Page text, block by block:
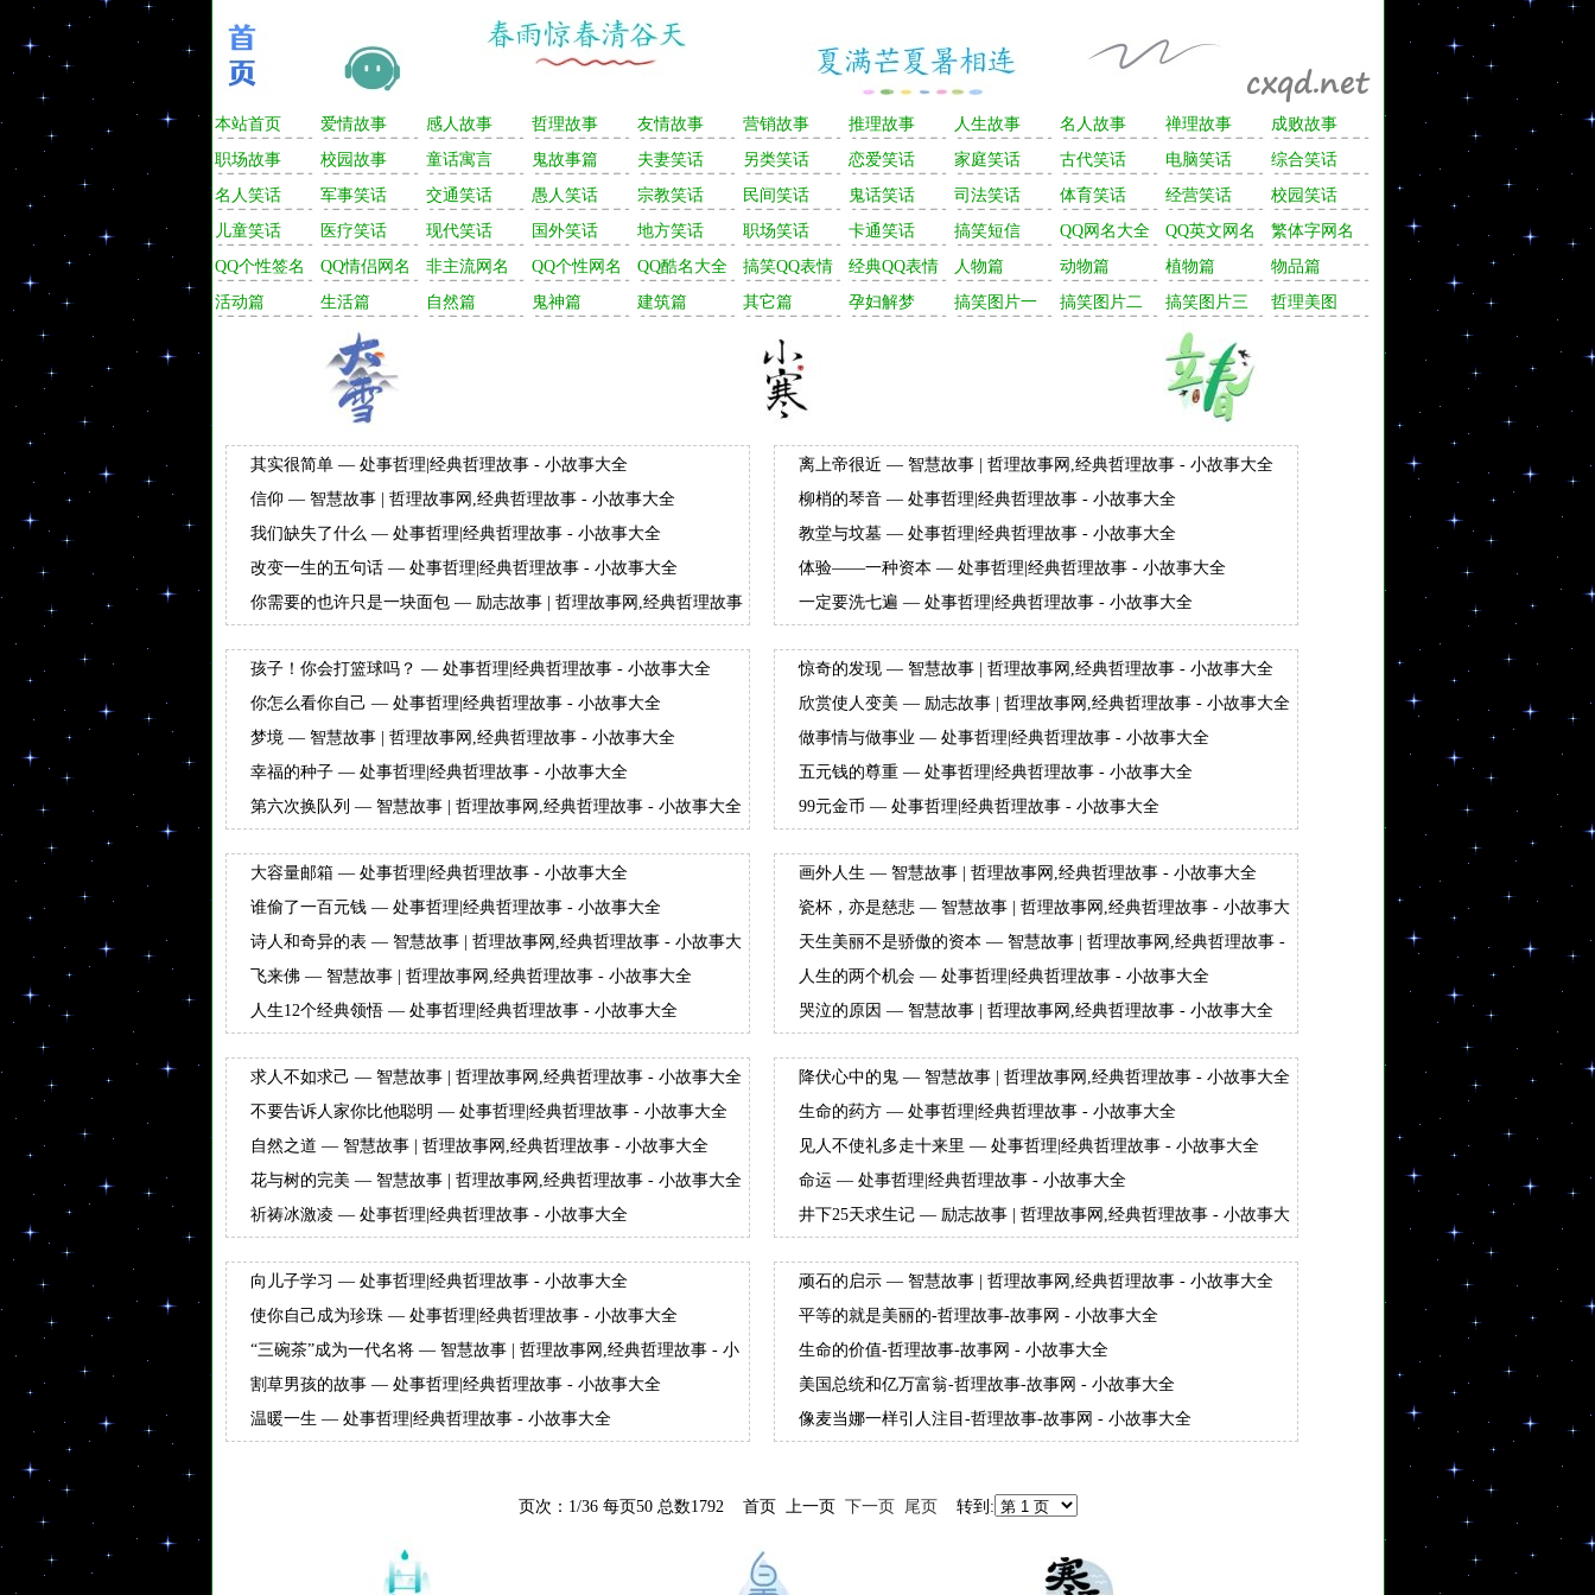
本站首页 爱情故事 感人故事 哲理故事 友情故事 营销故事 推理故事 人生故事 名人故事 禅理故事
成败故事
职场故事
校园故事 童话寓言 鬼故事篇 夫妻笑话 另类笑话 恋爱笑话 家庭笑话 古代笑话 电脑笑话
综合笑话
名人笑话
军事笑话 交通笑话 愚人笑话 宗教笑话 民间笑话 鬼话笑话 司法笑话 体育笑话 经营笑话
校园笑话
儿童笑话
医疗笑话 现代笑话 国外笑话 地方笑话 职场笑话 卡通笑话 搞笑短信 QQ网名大全 QQ英文网名
繁体字网名
QQ个性签名
QQ情侣网名 非主流网名 QQ个性网名 QQ酷名大全 搞笑QQ表情 经典QQ表情 人物篇 动物篇 植物篇
物品篇
活动篇
生活篇 自然篇 鬼神篇 建筑篇 其它篇 孕妇解梦 搞笑图片一 搞笑图片二 搞笑图片三 哲理美图
其实很简单 — 处事哲理|经典哲理故事 - 小故事大全
信仰 — 智慧故事 | 哲理故事网,经典哲理故事 - 小故事大全
我们缺失了什么 — 处事哲理|经典哲理故事 - 小故事大全
改变一生的五句话 — 处事哲理|经典哲理故事 - 小故事大全
你需要的也许只是一块面包 — 励志故事 | 哲理故事网,经典哲理故事
离上帝很近 — 智慧故事 | 哲理故事网,经典哲理故事 - 小故事大全
柳梢的琴音 — 处事哲理|经典哲理故事 - 小故事大全
教堂与坟墓 — 处事哲理|经典哲理故事 - 小故事大全
体验——一种资本 — 处事哲理|经典哲理故事 - 小故事大全
一定要洗七遍 — 处事哲理|经典哲理故事 - 小故事大全
孩子！你会打篮球吗？ — 处事哲理|经典哲理故事 - 小故事大全
你怎么看你自己 — 处事哲理|经典哲理故事 - 小故事大全
梦境 — 智慧故事 | 哲理故事网,经典哲理故事 - 小故事大全
幸福的种子 — 处事哲理|经典哲理故事 - 小故事大全
第六次换队列 — 智慧故事 | 哲理故事网,经典哲理故事 - 小故事大全
惊奇的发现 — 智慧故事 | 哲理故事网,经典哲理故事 - 小故事大全
欣赏使人变美 — 励志故事 | 哲理故事网,经典哲理故事 - 小故事大全
做事情与做事业 — 处事哲理|经典哲理故事 - 小故事大全
五元钱的尊重 — 处事哲理|经典哲理故事 - 小故事大全
99元金币 — 处事哲理|经典哲理故事 - 小故事大全
大容量邮箱 — 处事哲理|经典哲理故事 - 小故事大全
谁偷了一百元钱 — 处事哲理|经典哲理故事 - 小故事大全
诗人和奇异的表 — 智慧故事 | 哲理故事网,经典哲理故事 - 小故事大
全
飞来佛 — 智慧故事 | 哲理故事网,经典哲理故事 - 小故事大全
人生12个经典领悟 — 处事哲理|经典哲理故事 - 小故事大全
画外人生 — 智慧故事 | 哲理故事网,经典哲理故事 - 小故事大全
瓷杯，亦是慈悲 — 智慧故事 | 哲理故事网,经典哲理故事 - 小故事大
全
天生美丽不是骄傲的资本 — 智慧故事 | 哲理故事网,经典哲理故事 -
小故事大全
人生的两个机会 — 处事哲理|经典哲理故事 - 小故事大全
哭泣的原因 — 智慧故事 | 哲理故事网,经典哲理故事 - 小故事大全
求人不如求己 — 智慧故事 | 哲理故事网,经典哲理故事 - 小故事大全
不要告诉人家你比他聪明 — 处事哲理|经典哲理故事 - 小故事大全
自然之道 — 智慧故事 | 哲理故事网,经典哲理故事 - 小故事大全
花与树的完美 — 智慧故事 | 哲理故事网,经典哲理故事 - 小故事大全
祈祷冰激凌 — 处事哲理|经典哲理故事 - 小故事大全
降伏心中的鬼 — 智慧故事 | 哲理故事网,经典哲理故事 - 小故事大全
生命的药方 — 处事哲理|经典哲理故事 - 小故事大全
见人不使礼多走十来里 — 处事哲理|经典哲理故事 - 小故事大全
命运 — 处事哲理|经典哲理故事 - 小故事大全
井下25天求生记 — 励志故事 | 哲理故事网,经典哲理故事 - 小故事大
向儿子学习 — 处事哲理|经典哲理故事 - 小故事大全
使你自己成为珍珠 — 处事哲理|经典哲理故事 - 小故事大全
“三碗茶”成为一代名将 — 智慧故事 | 哲理故事网,经典哲理故事 - 小
故事大全
割草男孩的故事 — 处事哲理|经典哲理故事 - 小故事大全
温暖一生 — 处事哲理|经典哲理故事 - 小故事大全
顽石的启示 — 智慧故事 | 哲理故事网,经典哲理故事 - 小故事大全
平等的就是美丽的-哲理故事-故事网 - 小故事大全
生命的价值-哲理故事-故事网 - 小故事大全
美国总统和亿万富翁-哲理故事-故事网 - 小故事大全
像麦当娜一样引人注目-哲理故事-故事网 - 小故事大全
页次：1/36 每页50 总数1792 首页 上一页 下一页 尾页 转到: